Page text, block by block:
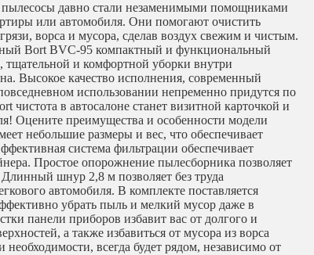
давно стали незаменимыми помощниками
или автомобиля. Они помогают очистить
ворса и мусора, сделав воздух свежим и чистым.
Bort BVC-95 компактный и функциональный
тщательной и комфортной уборки внутри
Высокое качество исполнения, современный
использовании непременно придутся по
чистота в автосалоне станет визитной карточкой и
Оцените преимущества и особенности модели
небольшие размеры и вес, что обеспечивает
система фильтрации обеспечивает
Простое опорожнение пылесборника позволяет
шнур 2,8 м позволяет без труда
автомобиля. В комплекте поставляется
убрать пыль и мелкий мусор даже в
панели приборов избавит вас от долгого и
а также избавиться от мусора из ворса
всегда будет рядом, независимо от